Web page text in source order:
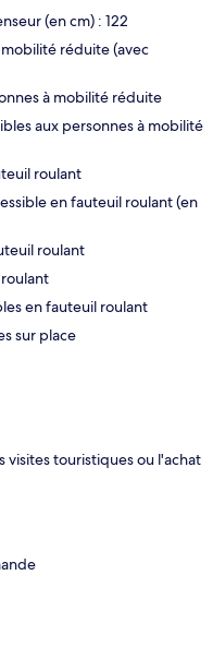
(en cm) : 122
réduite (avec
à mobilité réduite
aux personnes à mobilité
roulant
en fauteuil roulant (en
roulant
en fauteuil roulant
sur place
visites touristiques ou l'achat